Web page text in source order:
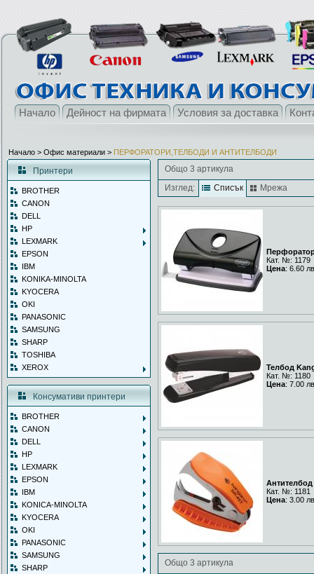
Начало Дейност на фирмата Условия за доставка
Начало > Офис материали > ПЕРФОРАТОРИ,ТЕЛБОДИ И АНТИТЕЛБОДИ
Принтери
BROTHER
CANON
DELL
HP
LEXMARK
EPSON
IBM
KONIKA-MINOLTA
KYOCERA
OKI
PANASONIC
SAMSUNG
SHARP
TOSHIBA
XEROX
Консумативи принтери
BROTHER
CANON
DELL
HP
LEXMARK
EPSON
IBM
KONICA-MINOLTA
KYOCERA
OKI
PANASONIC
SAMSUNG
SHARP
Общо 3 артикула
Изглед:
Списък Мрежа
Кат. №: 1179
Цена: 6.60
Телбод
Кат. №: 1180
Цена: 7.00
Кат. №: 1181
Цена: 3.00
Общо 3 артикула